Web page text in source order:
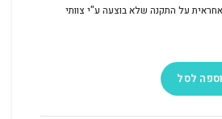
על התקנה שלא בוצעה ע"י צוותי
לסל